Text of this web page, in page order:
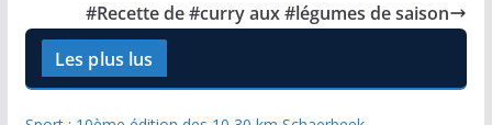
#Recette de #curry aux #légumes de saison
Les plus lus